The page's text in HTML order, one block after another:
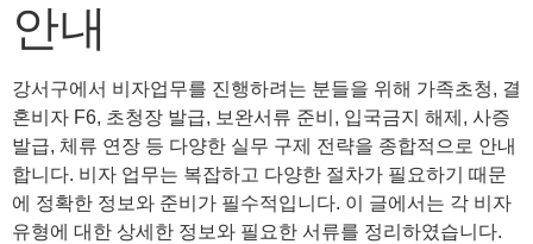
안내
강서구에서 비자업무를 진행하려는 분들을 위해 가족초청, 결
혼비자 F6, 초청장 발급, 보완서류 준비, 입국금지 해제, 사증
발급, 체류 연장 등 다양한 실무 구제 전략을 종합적으로 안내
합니다. 비자 업무는 복잡하고 다양한 절차가 필요하기 때문
에 정확한 정보와 준비가 필수적입니다. 이 글에서는 각 비자
유형에 대한 상세한 정보와 필요한 서류를 정리하였습니다.